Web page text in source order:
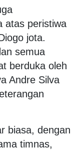
atas peristiwa
jota.
semua
berduka oleh
Andre Silva
biasa, dengan
timnas,